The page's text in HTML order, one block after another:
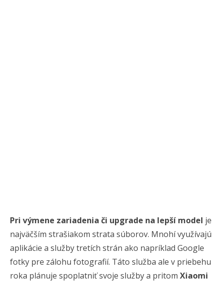
Pri výmene zariadenia či upgrade na lepší model je
najväčším strašiakom strata súborov. Mnohí využívajú
aplikácie a služby tretích strán ako napríklad Google
fotky pre zálohu fotografií. Táto služba ale v priebehu
roka plánuje spoplatniť svoje služby a pritom Xiaomi